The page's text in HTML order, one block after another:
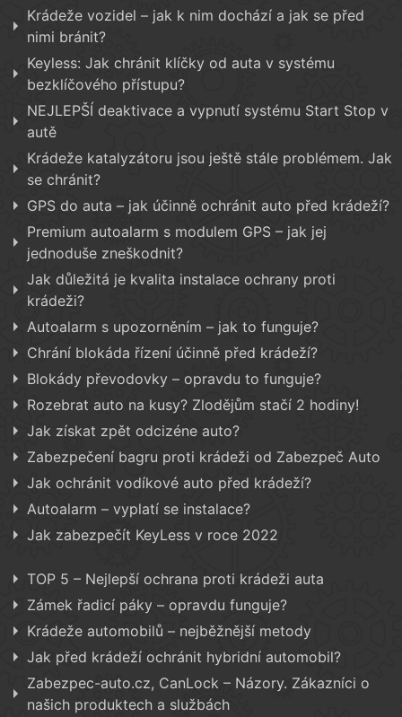
Krádeže vozidel – jak k nim dochází a jak se před
nimi bránit?
Keyless: Jak chránit klíčky od auta v systému
bezklíčového přístupu?
NEJLEPŠÍ deaktivace a vypnutí systému Start Stop v
autě
Krádeže katalyzátoru jsou ještě stále problémem. Jak
se chránit?
GPS do auta – jak účinně ochránit auto před krádeží?
Premium autoalarm s modulem GPS – jak jej
jednoduše zneškodnit?
Jak důležitá je kvalita instalace ochrany proti
krádeži?
Autoalarm s upozorněním – jak to funguje?
Chrání blokáda řízení účinně před krádeží?
Blokády převodovky – opravdu to funguje?
Rozebrat auto na kusy? Zlodějům stačí 2 hodiny!
Jak získat zpět odcizéne auto?
Zabezpečení bagru proti krádeži od Zabezpeč Auto
Jak ochránit vodíkové auto před krádeží?
Autoalarm – vyplatí se instalace?
Jak zabezpečít KeyLess v roce 2022
TOP 5 – Nejlepší ochrana proti krádeži auta
Zámek řadicí páky – opravdu funguje?
Krádeže automobilů – nejběžnější metody
Jak před krádeží ochránit hybridní automobil?
Zabezpec-auto.cz, CanLock – Názory. Zákazníci o
našich produktech a službách